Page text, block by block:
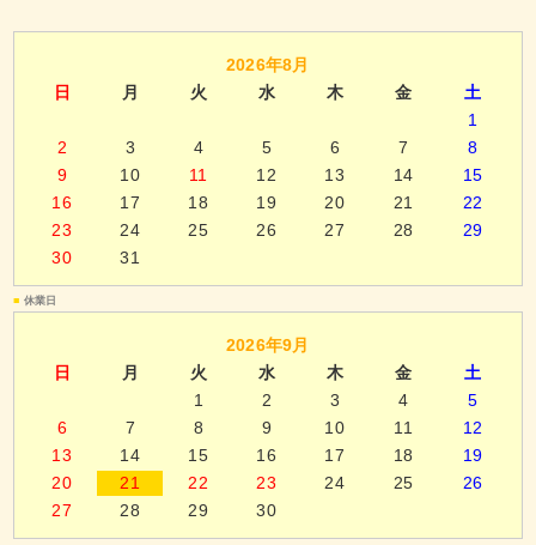
2026年8月
日
月 火 水 木 金
土
1
2
3 4 5 6 7
8
9
10 11 12 13 14
15
16
17 18 19 20 21
22
23
24 25 26 27 28
29
30
31
■ 休業日
2026年9月
日
月 火 水 木 金
土
1
2 3 4
5
6
7 8 9 10 11
12
13
14 15 16 17 18
19
20
21 22 23 24 25
26
27
28 29 30